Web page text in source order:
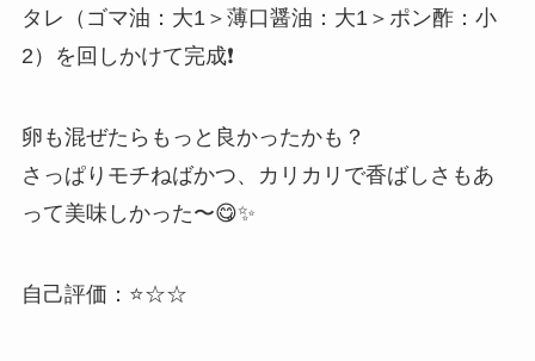
タレ（ゴマ油：大1＞薄口醤油：大1＞ポン酢：小
2）を回しかけて完成❗
卵も混ぜたらもっと良かったかも？
さっぱりモチねばかつ、カリカリで香ばしさもあ
って美味しかった〜😋✨
自己評価：⭐☆☆